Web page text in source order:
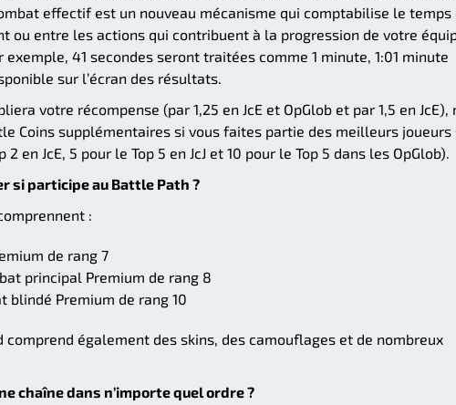
effectif est un nouveau mécanisme qui comptabilise le temps
ou entre les actions qui contribuent à la progression de votre
41 secondes seront traitées comme 1 minute, 1:01 minute
sur l’écran des résultats.
votre récompense (par 1,25 en JcE et OpGlob et par 1,5 en JcE),
Coins supplémentaires si vous faites partie des meilleurs joueurs
en JcE, 5 pour le Top 5 en JcJ et 10 pour le Top 5 dans les OpGlob).
si participe au Battle Path ?
:
de rang 7
principal Premium de rang 8
blindé Premium de rang 10
comprend également des skins, des camouflages et de nombreux
chaîne dans n’importe quel ordre ?